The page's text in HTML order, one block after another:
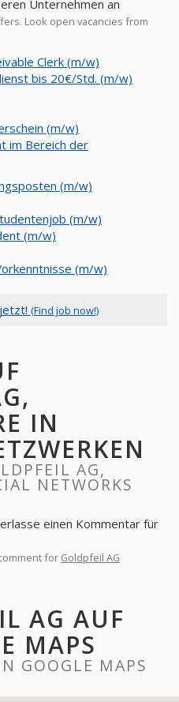
Unternehmen an
Look open vacancies from
Clerk (m/w)
bis 20€/Std. (m/w)
(m/w)
im Bereich der
(m/w)
(m/w)
(m/w)
(m/w)
(Find job now!)
IN
AG,
NETWORKS
einen Kommentar für
for Goldpfeil AG
AG AUF
MAPS
GOOGLE MAPS